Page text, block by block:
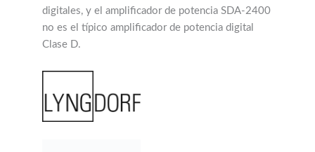
digitales, y el amplificador de potencia SDA-2400
no es el típico amplificador de potencia digital
Clase D.